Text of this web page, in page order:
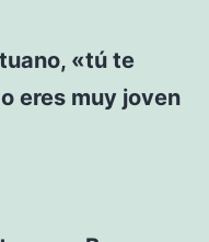
«tú te
eres muy joven